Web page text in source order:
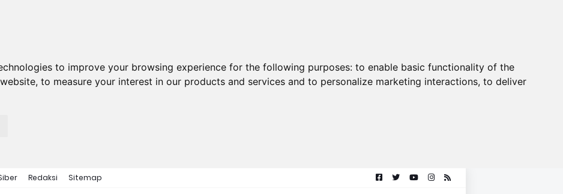
to improve your browsing experience for the following purposes: to enable basic functionality of the
, to measure your interest in our products and services and to personalize marketing interactions, to deliver
Redaksi Sitemap